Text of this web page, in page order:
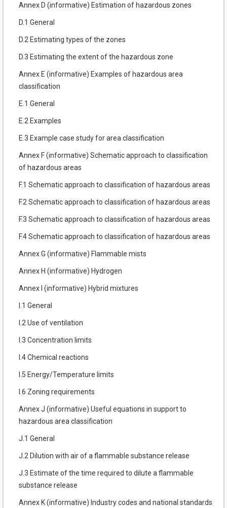
Annex D (informative) Estimation of hazardous zones
D.1 General
D.2 Estimating types of the zones
D.3 Estimating the extent of the hazardous zone
Annex E (informative) Examples of hazardous area
classification
E.1 General
E.2 Examples
E.3 Example case study for area classification
Annex F (informative) Schematic approach to classification
of hazardous areas
F.1 Schematic approach to classification of hazardous areas
F.2 Schematic approach to classification of hazardous areas
F.3 Schematic approach to classification of hazardous areas
F.4 Schematic approach to classification of hazardous areas
Annex G (informative) Flammable mists
Annex H (informative) Hydrogen
Annex I (informative) Hybrid mixtures
I.1 General
I.2 Use of ventilation
I.3 Concentration limits
I.4 Chemical reactions
I.5 Energy/Temperature limits
I.6 Zoning requirements
Annex J (informative) Useful equations in support to
hazardous area classification
J.1 General
J.2 Dilution with air of a flammable substance release
J.3 Estimate of the time required to dilute a flammable
substance release
Annex K (informative) Industry codes and national standards